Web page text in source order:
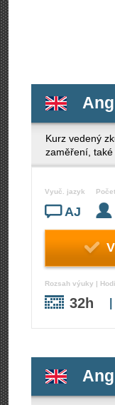
Kurz vedený
zaměření,
Vyuč. jazyk
AJ
Rozsah výuky |
32h